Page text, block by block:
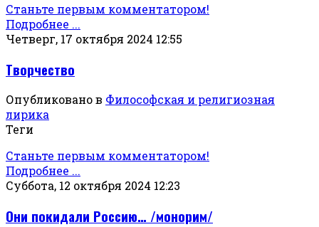
Станьте первым комментатором!
Подробнее ...
Четверг, 17 октября 2024 12:55
Творчество
Опубликовано в Философская и религиозная
лирика
Теги
Станьте первым комментатором!
Подробнее ...
Суббота, 12 октября 2024 12:23
Они покидали Россию… /монорим/